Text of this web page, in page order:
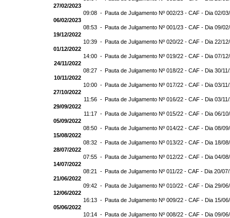
27/02/2023
09:08 - Pauta de Julgamento Nº 002/23 - CAF - Dia 02/
06/02/2023
08:53 - Pauta de Julgamento Nº 001/23 - CAF - Dia 09/
19/12/2022
10:39 - Pauta de Julgamento Nº 020/22 - CAF - Dia 22/
01/12/2022
14:00 - Pauta de Julgamento Nº 019/22 - CAF - Dia 07/
24/11/2022
08:27 - Pauta de Julgamento Nº 018/22 - CAF - Dia 30/
10/11/2022
10:00 - Pauta de Julgamento Nº 017/22 - CAF - Dia 03/
27/10/2022
11:56 - Pauta de Julgamento Nº 016/22 - CAF - Dia 03/
29/09/2022
11:17 - Pauta de Julgamento Nº 015/22 - CAF - Dia 06/
05/09/2022
08:50 - Pauta de Julgamento Nº 014/22 - CAF - Dia 08/
15/08/2022
08:32 - Pauta de Julgamento Nº 013/22 - CAF - Dia 18/
28/07/2022
07:55 - Pauta de Julgamento Nº 012/22 - CAF - Dia 04/
14/07/2022
08:21 - Pauta de Julgamento Nº 011/22 - CAF - Dia 20/
21/06/2022
09:42 - Pauta de Julgamento Nº 010/22 - CAF - Dia 29/
12/06/2022
16:13 - Pauta de Julgamento Nº 009/22 - CAF - Dia 15/
05/06/2022
10:14 - Pauta de Julgamento Nº 008/22 - CAF - Dia 09/